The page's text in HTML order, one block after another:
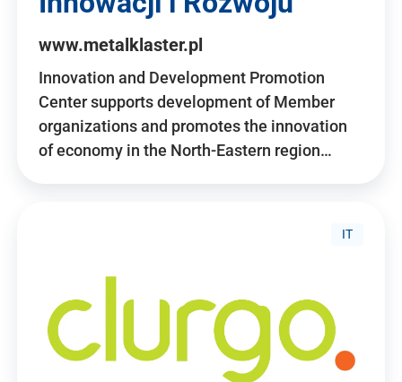
www.metalklaster.pl
Innovation and Development Promotion
Center supports development of Member
organizations and promotes the innovation
of economy in the North-Eastern region…
IT